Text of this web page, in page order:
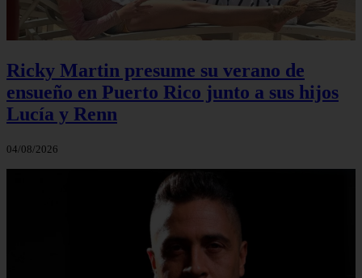
Ricky Martin presume su verano de
ensueño en Puerto Rico junto a sus hijos
Lucía y Renn
04/08/2026